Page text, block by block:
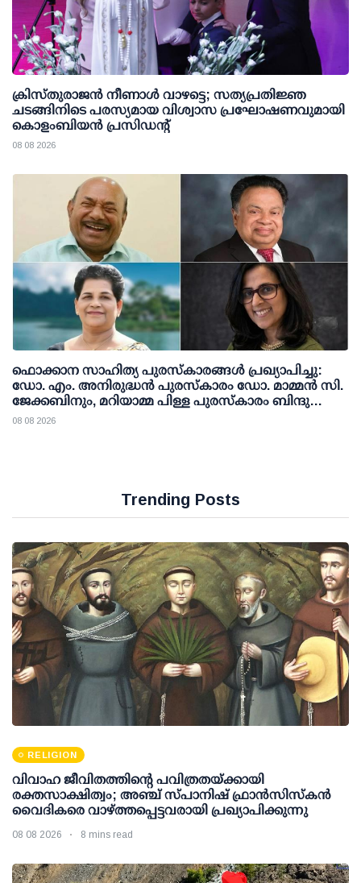
ക്രിസ്തുരാജൻ നീണാൾ വാഴട്ടെ; സത്യപ്രതിജ്ഞ
ചടങ്ങിനിടെ പരസ്യമായ വിശ്വാസ പ്രഘോഷണവുമായി
കൊളംബിയൻ പ്രസിഡന്റ്
08 08 2026
ഫൊക്കാന സാഹിത്യ പുരസ്‌കാരങ്ങള്‍ പ്രഖ്യാപിച്ചു:
ഡോ. എം. അനിരുദ്ധന്‍ പുരസ്‌കാരം ഡോ. മാമ്മന്‍ സി.
ജേക്കബിനും, മറിയാമ്മ പിള്ള പുരസ്‌കാരം ബിന്ദു
കാനയ്ക്കും
08 08 2026
Trending Posts
RELIGION
വിവാഹ ജീവിതത്തിന്റെ പവിത്രതയ്ക്കായി
രക്തസാക്ഷിത്വം; അഞ്ച് സ്പാനിഷ് ഫ്രാന്‍സിസ്‌കന്‍
വൈദികരെ വാഴ്ത്തപ്പെട്ടവരായി പ്രഖ്യാപിക്കുന്നു
08 08 2026 8 mins read